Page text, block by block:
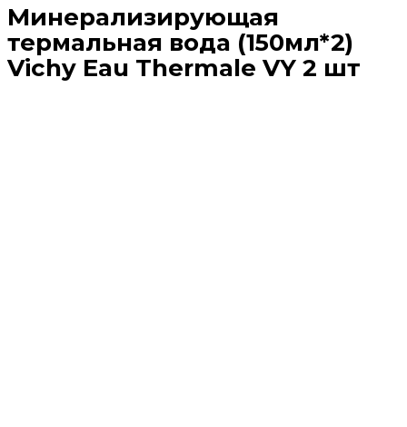
Минерализирующая
термальная вода (150мл*2)
Vichy Eau Thermale VY 2 шт